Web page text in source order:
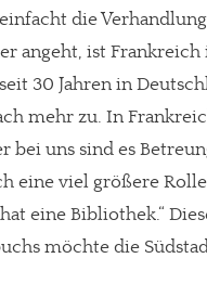
die
angeht, ist Frankreich
30 Jahren in
mehr zu. In
bei uns sind es
eine viel größere
eine Bibliothek.“
möchte die